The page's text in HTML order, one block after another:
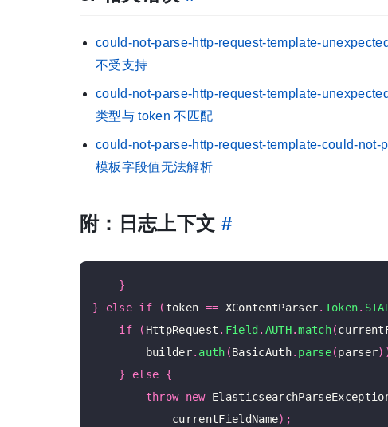
could-not-parse-http-request-template-
不受支持
could-not-parse-http-request-template-
类型与 token 不匹配
could-not-parse-http-request-template-could-
模板字段值无法解析
附：日志上下文 #
}
}
else if ( token == XContentParser. Token.
if
( HttpRequest . Field . AUTH.match(
        builder
. auth (BasicAuth. parse(parser
}
else
{
throw
new
            currentFieldName
);